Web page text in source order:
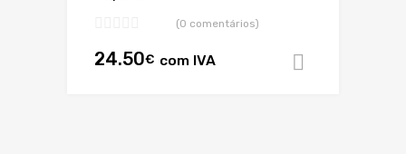
(0 comentários)
24.50€ com IVA